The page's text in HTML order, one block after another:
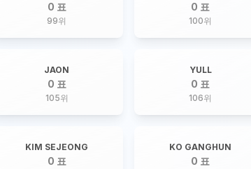
0 표
99위
0 표
100위
JAON
0 표
105위
YULL
0 표
106위
KIM SEJEONG
0 표
KO GANGHUN
0 표